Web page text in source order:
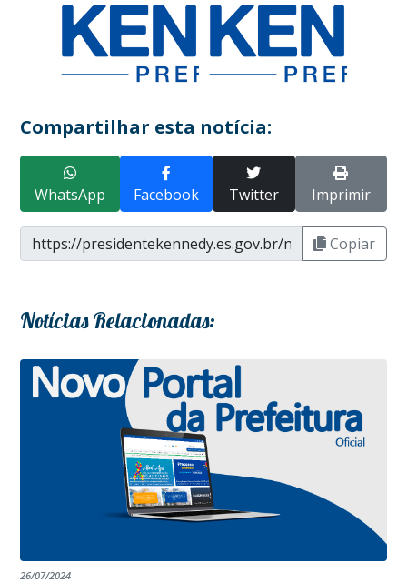
Compartilhar esta notícia:
WhatsApp Facebook Twitter Imprimir
Copiar
Notícias Relacionadas:
26/07/2024